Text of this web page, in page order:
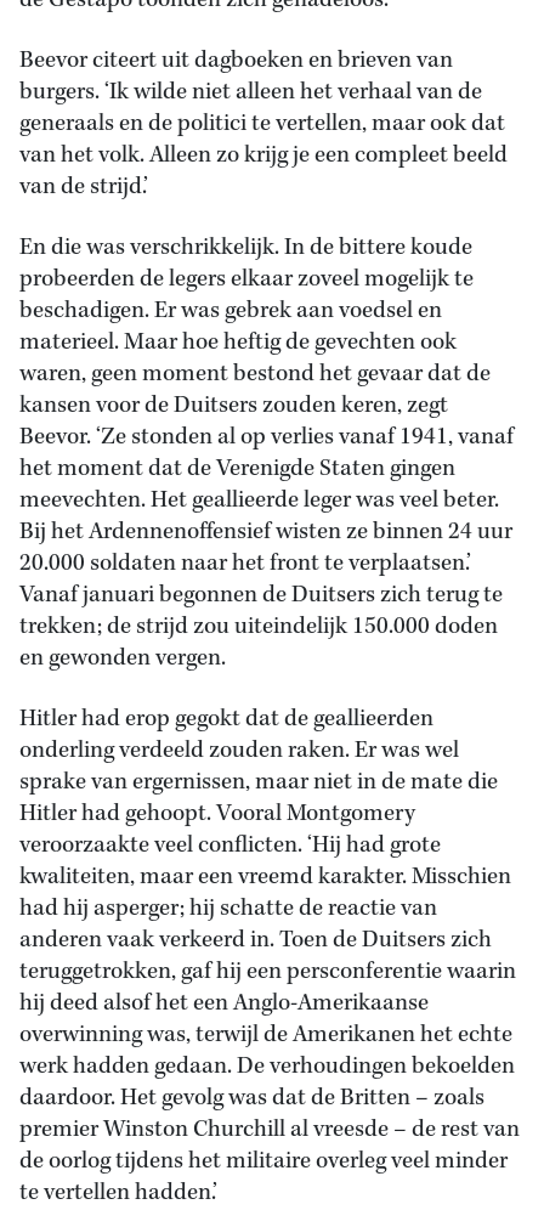
Beevor citeert uit dagboeken en brieven van
burgers. ‘Ik wilde niet alleen het verhaal van de
generaals en de politici te vertellen, maar ook dat
van het volk. Alleen zo krijg je een compleet beeld
van de strijd.’
En die was verschrikkelijk. In de bittere koude
probeerden de legers elkaar zoveel mogelijk te
beschadigen. Er was gebrek aan voedsel en
materieel. Maar hoe heftig de gevechten ook
waren, geen moment bestond het gevaar dat de
kansen voor de Duitsers zouden keren, zegt
Beevor. ‘Ze stonden al op verlies vanaf 1941, vanaf
het moment dat de Verenigde Staten gingen
meevechten. Het geallieerde leger was veel beter.
Bij het Ardennenoffensief wisten ze binnen 24 uur
20.000 soldaten naar het front te verplaatsen.’
Vanaf januari begonnen de Duitsers zich terug te
trekken; de strijd zou uiteindelijk 150.000 doden
en gewonden vergen.
Hitler had erop gegokt dat de geallieerden
onderling verdeeld zouden raken. Er was wel
sprake van ergernissen, maar niet in de mate die
Hitler had gehoopt. Vooral Montgomery
veroorzaakte veel conflicten. ‘Hij had grote
kwaliteiten, maar een vreemd karakter. Misschien
had hij asperger; hij schatte de reactie van
anderen vaak verkeerd in. Toen de Duitsers zich
teruggetrokken, gaf hij een persconferentie waarin
hij deed alsof het een Anglo-Amerikaanse
overwinning was, terwijl de Amerikanen het echte
werk hadden gedaan. De verhoudingen bekoelden
daardoor. Het gevolg was dat de Britten – zoals
premier Winston Churchill al vreesde – de rest van
de oorlog tijdens het militaire overleg veel minder
te vertellen hadden.’